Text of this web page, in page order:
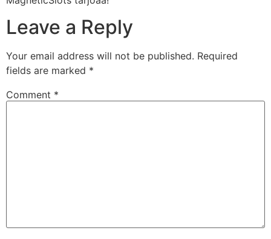
Leave a Reply
Your email address will not be published. Required
fields are marked *
Comment *